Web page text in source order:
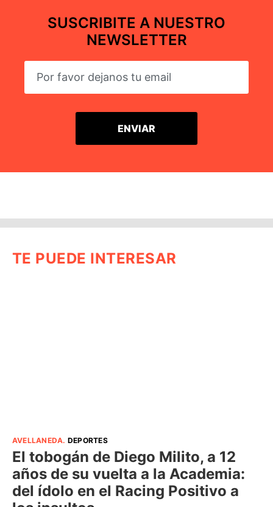
SUSCRIBITE A NUESTRO
NEWSLETTER
TE PUEDE INTERESAR
AVELLANEDA. DEPORTES
El tobogán de Diego Milito, a 12
años de su vuelta a la Academia:
del ídolo en el Racing Positivo a